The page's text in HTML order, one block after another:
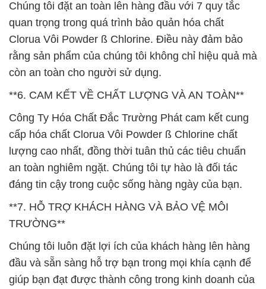
Chúng tôi đặt an toàn lên hàng đầu với 7 quy tắc
quan trọng trong quá trình bảo quản hóa chất
Clorua Vôi Powder ß Chlorine. Điều này đảm bảo
rằng sản phẩm của chúng tôi không chỉ hiệu quả mà
còn an toàn cho người sử dụng.
**6. CAM KẾT VỀ CHẤT LƯỢNG VÀ AN TOÀN**
Công Ty Hóa Chất Đắc Trường Phát cam kết cung
cấp hóa chất Clorua Vôi Powder ß Chlorine chất
lượng cao nhất, đồng thời tuân thủ các tiêu chuẩn
an toàn nghiêm ngặt. Chúng tôi tự hào là đối tác
đáng tin cậy trong cuộc sống hàng ngày của bạn.
**7. HỖ TRỢ KHÁCH HÀNG VÀ BẢO VỆ MÔI
TRƯỜNG**
Chúng tôi luôn đặt lợi ích của khách hàng lên hàng
đầu và sẵn sàng hỗ trợ bạn trong mọi khía cạnh để
giúp bạn đạt được thành công trong kinh doanh của